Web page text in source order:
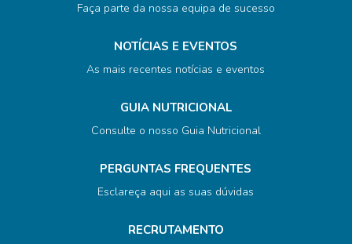
Faça parte da nossa equipa de sucesso
NOTÍCIAS E EVENTOS
As mais recentes notícias e eventos
GUIA NUTRICIONAL
Consulte o nosso Guia Nutricional
PERGUNTAS FREQUENTES
Esclareça aqui as suas dúvidas
RECRUTAMENTO